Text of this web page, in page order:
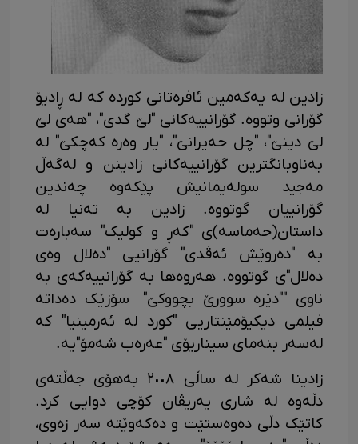
زادین لە یەکەمین ئافرەتانی کوردە کە لە ڕادیۆ
گۆرانی وتووە. گۆرانییەکانی "لێ گدی"، "هەی لێ
لێ دینێ"، "چل حەیرانێ"، "یار وەرە کەچکێ" لە
بەناوبانگترین گۆرانییەکانی زادینن و لەگەڵ
مەجید سولەیمانیش پێکەوە چەندین
گۆرانییان گوتووە. زادین بە تەنیا لە
داستان(حەماسە)ی "کەڕ و کولیک" سەبارەت
بە "دەروێش ئەڤدی" گۆرانیی "دەلال وەی
دەلال"ی گوتووە. هەروەها بە گۆرانییەکەی بە
ناوی ""دێرە سوورێ بچووکێ" سۆزێک دەداتە
فیلمی دیکیۆمێنتاریی "کورد لە ئەرمینیا" کە
لەسەر بنەمای سیناریۆی "عەرەب شەمۆ"یە.
زادینا شەکر لە ساڵی ٢٠٠٨ بەهۆی جەڵتەی
دڵەوە لە شاری یەریڤان کۆچی دوایی کرد.
کاتێک دڵی دەوەستێت و دەکەوێتە سەر زەوی،